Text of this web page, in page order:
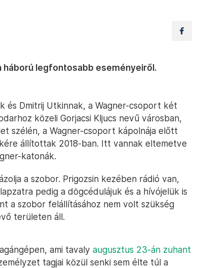
legfontosabb eseményeiről.
és Dmitrij Utkinnak, a Wagner-csoport két
közeli Gorjacsi Kljucs nevű városban,
szélén, a Wagner-csoport kápolnája előtt
állítottak 2018-ban. Itt vannak eltemetve
katonák.
a szobor. Prigozsin kezében rádió van,
pedig a dögcédulájuk és a hívójelük is
a szobor felállításához nem volt szükség
területen áll.
ami tavaly augusztus 23-án zuhant
tagjai közül senki sem élte túl a